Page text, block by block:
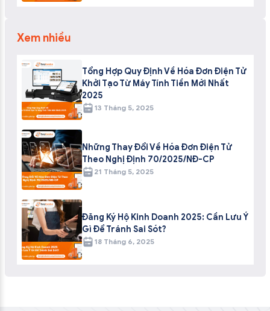
Xem nhiều
Tổng Hợp Quy Định Về Hóa Đơn Điện Tử
Khởi Tạo Từ Máy Tính Tiền Mới Nhất
2025
13 Tháng 5, 2025
Những Thay Đổi Về Hóa Đơn Điện Tử
Theo Nghị Định 70/2025/NĐ-CP
21 Tháng 5, 2025
Đăng Ký Hộ Kinh Doanh 2025: Cần Lưu Ý
Gì Để Tránh Sai Sót?
18 Tháng 6, 2025